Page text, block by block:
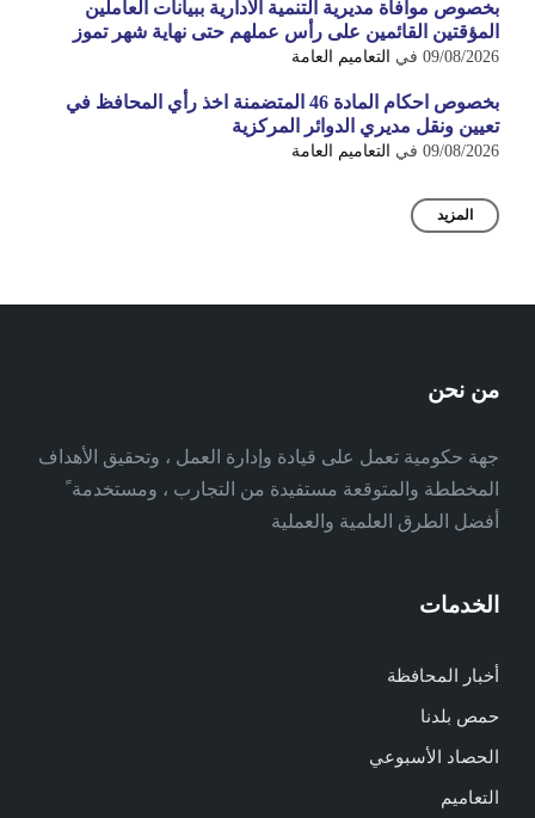
بخصوص موافاة مديرية التنمية الادارية ببيانات العاملين
المؤقتين القائمين على رأس عملهم حتى نهاية شهر تموز
09/08/2026 في التعاميم العامة
بخصوص احكام المادة 46 المتضمنة اخذ رأي المحافظ في
تعيين ونقل مديري الدوائر المركزية
09/08/2026 في التعاميم العامة
المزيد
من نحن
جهة حكومية تعمل على قيادة وإدارة العمل ، وتحقيق الأهداف
المخططة والمتوقعة مستفيدة من التجارب ، ومستخدمة ً
أفضل الطرق العلمية والعملية
الخدمات
أخبار المحافظة
حمص بلدنا
الحصاد الأسبوعي
التعاميم